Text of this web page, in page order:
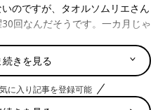
のですが、タオルソムリエさん
回なんだそうです。一カ月じゃ
して10年以上は経過している。
たら3000歳
なんだけど。鶴は千
んとごめん。どれもうっすら灰
続きを見る
に入り記事を登録可能